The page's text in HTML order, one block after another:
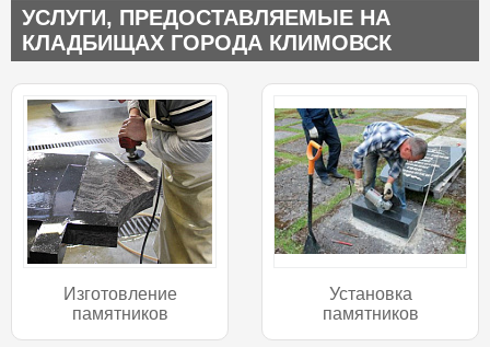
УСЛУГИ, ПРЕДОСТАВЛЯЕМЫЕ НА
КЛАДБИЩАХ ГОРОДА КЛИМОВСК
Изготовление
памятников
Установка
памятников